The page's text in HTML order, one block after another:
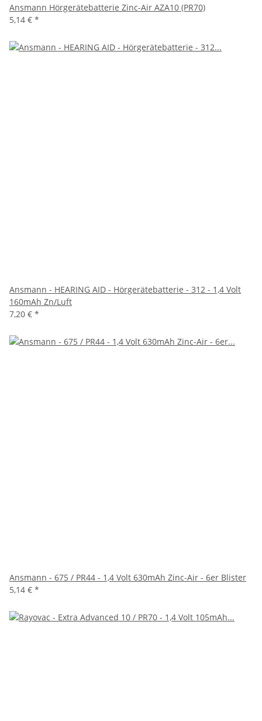
Ansmann Hörgerätebatterie Zinc-Air AZA10 (PR70)
5,14 € *
Ansmann - HEARING AID - Hörgerätebatterie - 312 - 1,4 Volt
160mAh Zn/Luft
7,20 € *
Ansmann - 675 / PR44 - 1,4 Volt 630mAh Zinc-Air - 6er Blister
5,14 € *